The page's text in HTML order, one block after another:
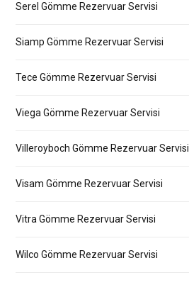
Serel Gömme Rezervuar Servisi
Siamp Gömme Rezervuar Servisi
Tece Gömme Rezervuar Servisi
Viega Gömme Rezervuar Servisi
Villeroyboch Gömme Rezervuar Servisi
Visam Gömme Rezervuar Servisi
Vitra Gömme Rezervuar Servisi
Wilco Gömme Rezervuar Servisi